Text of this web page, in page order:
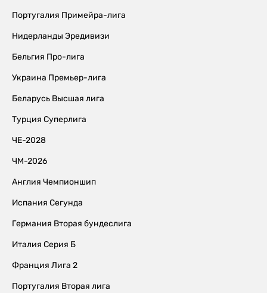
Португалия Примейра-лига
Нидерланды Эредивизи
Бельгия Про-лига
Украина Премьер-лига
Беларусь Высшая лига
Турция Суперлига
ЧЕ-2028
ЧМ-2026
Англия Чемпионшип
Испания Сегунда
Германия Вторая бундеслига
Италия Серия Б
Франция Лига 2
Португалия Вторая лига